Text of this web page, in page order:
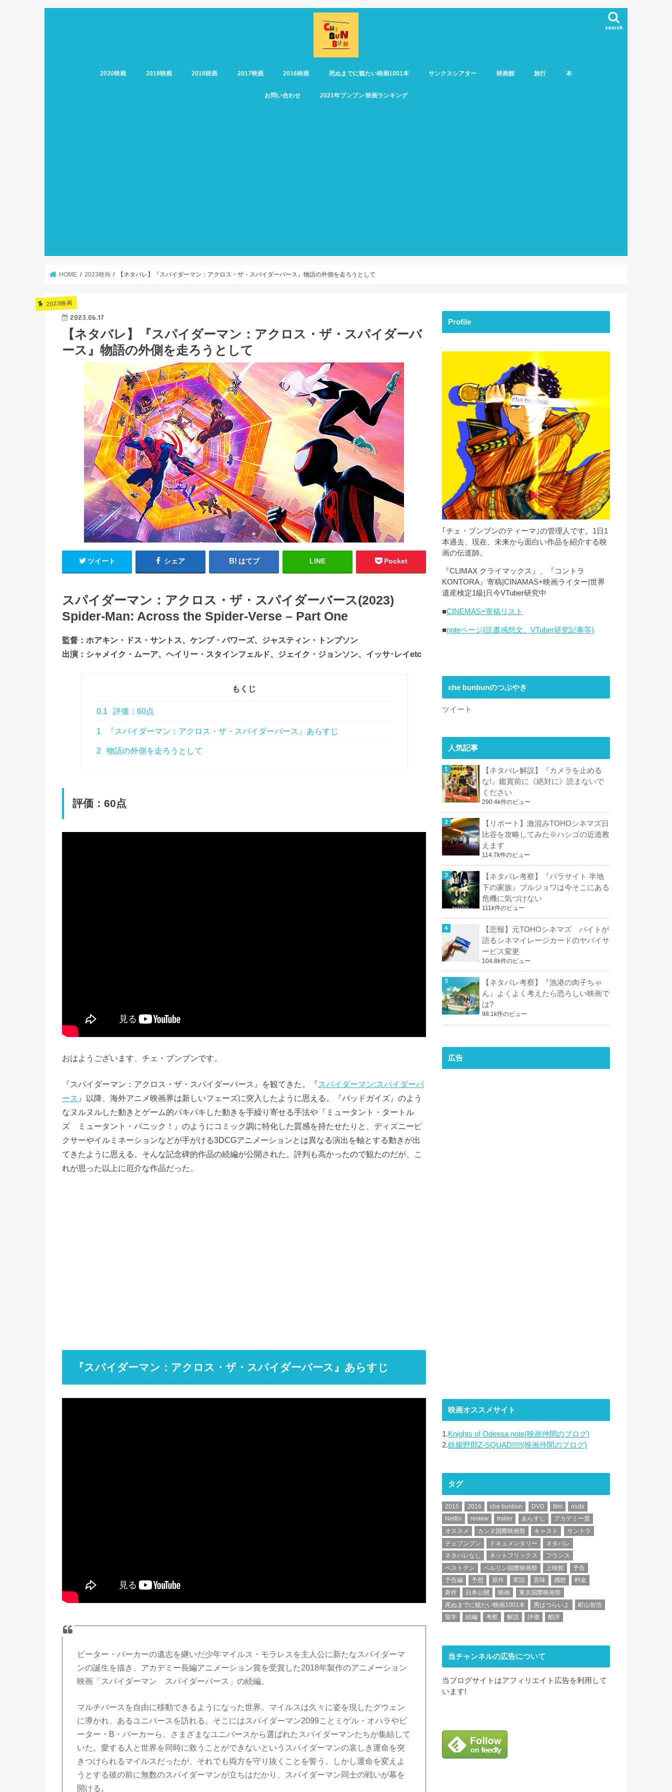
search
2020映画 2019映画 2018映画 2017映画 2016映画 死ぬまでに観たい映画1001本 サンクスシアター 映画館 旅行 本
お問い合わせ 2021年ブンブン 映画ランキング
HOME 2023映画 【ネタバレ】『スパイダーマン：アクロス・ザ・スパイダーバース』物語の外側を走ろうとして
2023映画
2023.06.17
【ネタバレ】『スパイダーマン：アクロス・ザ・スパイダーバ
ース』物語の外側を走ろうとして
ツイート シェア はてブ LINE Pocket
スパイダーマン：アクロス・ザ・スパイダーバース(2023)
Spider-Man: Across the Spider-Verse – Part One
監督：ホアキン・ドス・サントス、ケンプ・パワーズ、ジャスティン・トンプソン
出演：シャメイク・ムーア、ヘイリー・スタインフェルド、ジェイク・ジョンソン、イッサ･レイetc
もくじ
0.1 評価：60点
1 『スパイダーマン：アクロス・ザ・スパイダーバース』あらすじ
2 物語の外側を走ろうとして
評価：60点
おはようございます、チェ・ブンブンです。
『スパイダーマン：アクロス・ザ・スパイダーバース』を観てきた。『スパイダーマン:スパイダーバ
ース 』以降、海外アニメ映画界は新しいフェーズに突入したように思える。『バッドガイズ』のよう
なヌルヌルした動きとゲーム的パキパキした動きを手繰り寄せる手法や『ミュータント・タートル
ズ ミュータント・パニック！』のようにコミック調に特化した質感を持たせたりと、ディズニーピ
クサーやイルミネーションなどが手がける3DCGアニメーションとは異なる演出を軸とする動きが出
てきたように思える。そんな記念碑的作品の続編が公開された。評判も高かったので観たのだが、こ
れが思った以上に厄介な作品だった。
『スパイダーマン：アクロス・ザ・スパイダーバース』あらすじ
ピーター・パーカーの遺志を継いだ少年マイルス・モラレスを主人公に新たなスパイダーマ
ンの誕生を描き、アカデミー長編アニメーション賞を受賞した2018年製作のアニメーション
映画「スパイダーマン スパイダーバース」の続編。
マルチバースを自由に移動できるようになった世界。マイルスは久々に姿を現したグウェン
に導かれ、あるユニバースを訪れる。そこにはスパイダーマン2099ことミゲル・オハラやピ
ーター・B・パーカーら、さまざまなユニバースから選ばれたスパイダーマンたちが集結して
いた。愛する人と世界を同時に救うことができないというスパイダーマンの哀しき運命を突
きつけられるマイルスだったが、それでも両方を守り抜くことを誓う。しかし運命を変えよ
うとする彼の前に無数のスパイダーマンが立ちはだかり、スパイダーマン同士の戦いが幕を
開ける。
Profile
｢チェ・ブンブンのティーマ｣の管理人です。1日1
本過去、現在、未来から面白い作品を紹介する映
画の伝道師。
『CLIMAX クライマックス』、『コントラ
KONTORA』寄稿|CINAMAS+映画ライター|世界
遺産検定1級|只今VTuber研究中
■CINEMAS+寄稿リスト
■noteページ(読書感想文、VTuber研究記事等)
che bunbunのつぶやき
ツイート
人気記事
【ネタバレ解説】『カメラを止める
な!』鑑賞前に《絶対に》読まないで
ください
290.4k件のビュー
【リポート】激混みTOHOシネマズ日
比谷を攻略してみた※ハシゴの近道教
えます
114.7k件のビュー
【ネタバレ考察】『パラサイト 半地
下の家族』ブルジョワは今そこにある
危機に気づけない
111k件のビュー
【悲報】元TOHOシネマズ バイトが
語るシネマイレージカードのヤバイサ
ービス変更
104.8k件のビュー
【ネタバレ考察】『漁港の肉子ちゃ
ん』よくよく考えたら恐ろしい映画で
は?
98.1k件のビュー
広告
映画オススメサイト
1.Knights of Odessa note(映画仲間のブログ)
2.鉄腸野郎Z-SQUAD!!!!!(映画仲間のブログ)
タグ
2015 2016 che bunbun DVD film
mubi
Netflix
review trailer あらすじ
アカデミー賞
オススメ
カンヌ国際映画祭 キャスト
サントラ
チェブンブン
ドキュメンタリー
ネタバレ
ネタバレなし
ネットフリックス
フランス
ベストテン
ベルリン国際映画祭 上映館
予告
予告編
予想 原作 実話 意味 感想
料金
新作
日本公開 映画
東京国際映画祭
死ぬまでに観たい映画1001本
男はつらいよ
町山智浩
留学
続編 考察 解説 評価 酷評
当チャンネルの広告について
当ブログサイトはアフィリエイト広告を利用して
います!